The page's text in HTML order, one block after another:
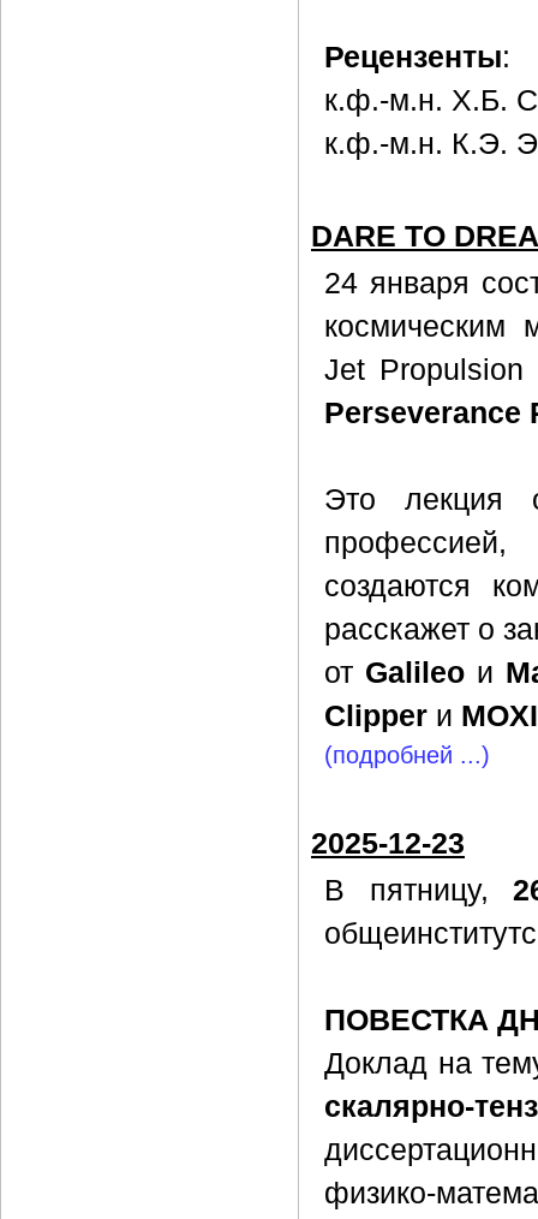
Рецензенты:
к.ф.-м.н. Х.Б.
к.ф.-м.н. К.Э.
DARE TO
24 января
Jet
Perseverance
Это лекция
создаются
расскажет о
от Galileoи
Clipper и
(подробней ...)
2025-12-23
В пятницу,
ПОВЕСТКА
Доклад на
скалярно-
физико-